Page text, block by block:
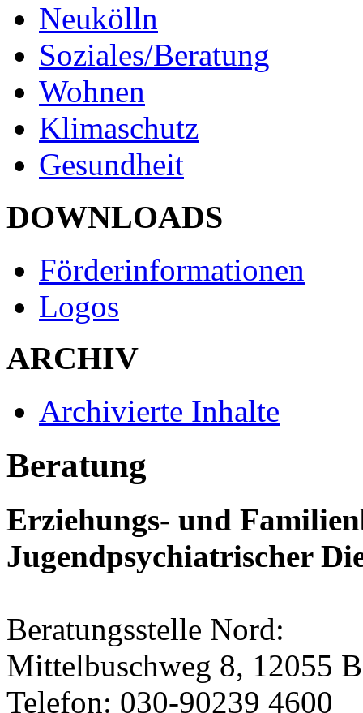
Neukölln
Soziales/Beratung
Wohnen
Klimaschutz
Gesundheit
DOWNLOADS
Förderinformationen
Logos
ARCHIV
Archivierte Inhalte
Beratung
Erziehungs- und
Jugendpsychiatrischer
Beratungsstelle Nord:
Mittelbuschweg 8, 12055
Telefon: 030-90239 4600